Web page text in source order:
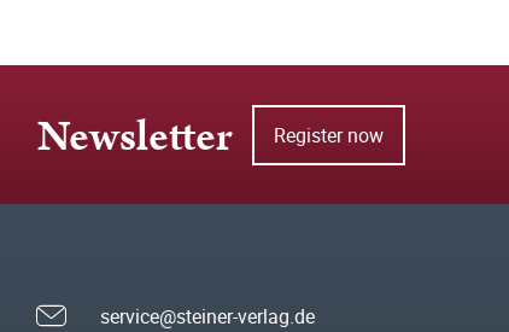
Newsletter Register now
service@steiner-verlag.de